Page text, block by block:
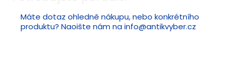
Máte dotaz ohledně nákupu, nebo konkrétního
produktu? Naoište nám nainfo@antikvyber.cz